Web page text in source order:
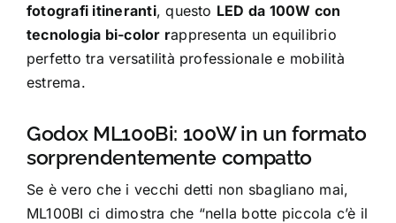
fotografi itineranti, questo LED da 100W con
tecnologia bi-color rappresenta un equilibrio
perfetto tra versatilità professionale e mobilità
estrema.
Godox ML100Bi: 100W in un formato
sorprendentemente compatto
Se è vero che i vecchi detti non sbagliano mai,
ML100BI ci dimostra che “nella botte piccola c’è il